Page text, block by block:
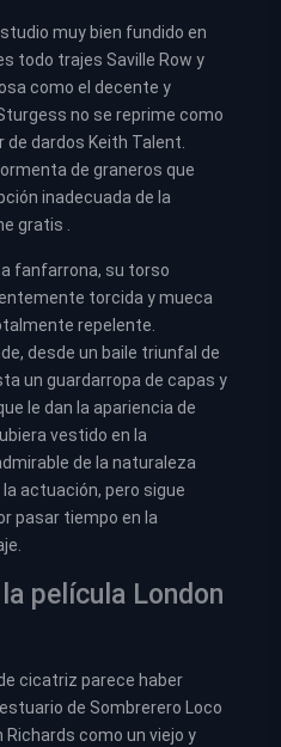
muy bien fundido en
todo trajes Saville Row y
como el decente y
no se reprime como
dardos Keith Talent.
de graneros que
inadecuada de la
gratis .
fanfarrona, su torso
torcida y mueca
repelente.
desde un baile triunfal de
un guardarropa de capas y
le dan la apariencia de
vestido en la
de la naturaleza
actuación, pero sigue
pasar tiempo en la
película London
cicatriz parece haber
de Sombrerero Loco
como un viejo y